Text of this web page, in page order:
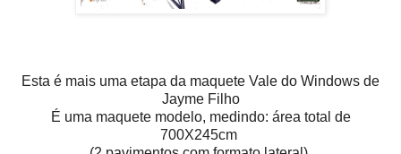
Esta é mais uma etapa da maquete Vale do Windows de
Jayme Filho
É uma maquete modelo, medindo: área total de
700X245cm